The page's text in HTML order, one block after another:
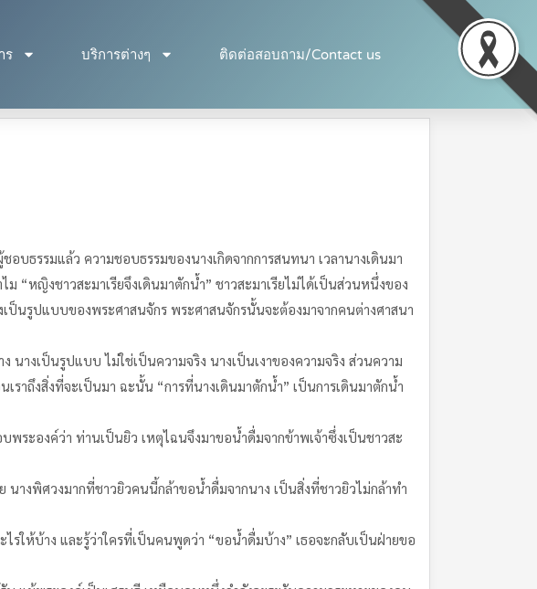
ร บริการต่างๆ ติดต่อสอบถาม/Contact us
ธรรมแล้ว ความชอบธรรมของนางเกิดจากการสนทนา เวลานางเดินมา
“หญิงชาวสะมาเรียจึงเดินมาตักน้ำ” ชาวสะมาเรียไม่ได้เป็นส่วนหนึ่งของ
ป็นรูปแบบของพระศาสนจักร พระศาสนจักรนั้นจะต้องมาจากคนต่างศาสนา
นางเป็นรูปแบบ ไม่ใช่เป็นความจริง นางเป็นเงาของความจริง ส่วนความ
าถึงสิ่งที่จะเป็นมา ฉะนั้น “การที่นางเดินมาตักน้ำ” เป็นการเดินมาตักน้ำ
พระองค์ว่า ท่านเป็นยิว เหตุไฉนจึงมาขอน้ำดื่มจากข้าพเจ้าซึ่งเป็นชาวสะ
นางพิศวงมากที่ชาวยิวคนนี้กล้าขอน้ำดื่มจากนาง เป็นสิ่งที่ชาวยิวไม่กล้าทำ
รให้บ้าง และรู้ว่าใครที่เป็นคนพูดว่า “ขอน้ำดื่มบ้าง” เธอจะกลับเป็นฝ่ายขอ